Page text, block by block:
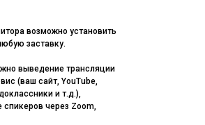
возможно установить
заставку.
выведение трансляции
(ваш сайт, YouTube,
и т.д.),
через Zoom,